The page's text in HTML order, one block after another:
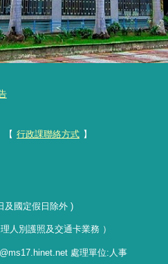
【 行政課聯絡方式 】
及國定假日除外 )
人別護照及交通卡業務 ）
處理單位:人事